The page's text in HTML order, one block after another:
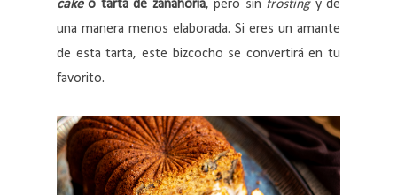
cakeo tarta de zanahoria, pero sin frostingy de
una manera menos elaborada. Si eres un amante
de esta tarta, este bizcocho se convertirá en tu
favorito.